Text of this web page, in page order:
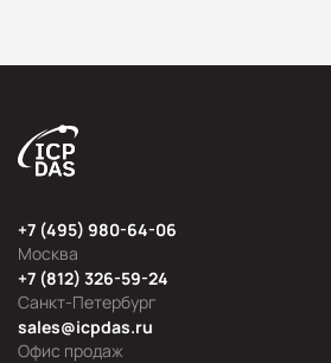
Москва
+7 (495) 980-64-06
Офис продаж
sales@icpdas.ru
Санкт-Петербург
+7 (812) 326-59-24